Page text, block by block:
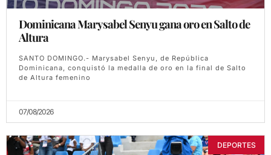
Dominicana Marysabel Senyu gana oro en Salto de
Altura
SANTO DOMINGO.- Marysabel Senyu, de República
Dominicana, conquistó la medalla de oro en la final de Salto
de Altura femenino
07/08/2026
DEPORTES